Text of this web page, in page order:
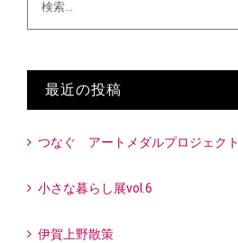
最近の投稿
つなぐ アートメダルプロジェクト
小さな暮らし展vol.6
伊賀上野散策